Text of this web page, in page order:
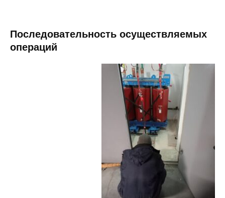
Последовательность осуществляемых
операций